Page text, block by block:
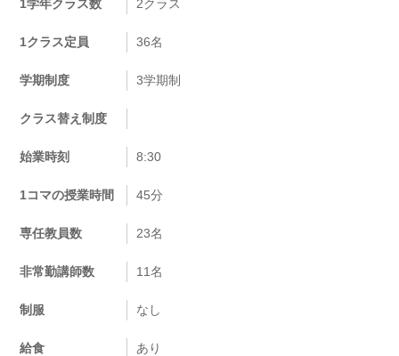
1学年クラス数 2クラス
1クラス定員 36名
学期制度 3学期制
クラス替え制度
始業時刻 8:30
1コマの授業時間 45分
専任教員数 23名
非常勤講師数 11名
制服 なし
給食 あり